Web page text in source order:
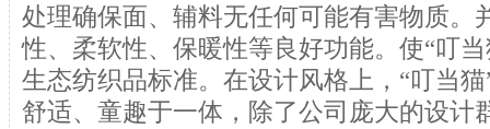
处理确保面、辅料无任何可能有害物质。
性、柔软性、保暖性等良好功能。使“叮
生态纺织品标准。在设计风格上，“叮当
舒适、童趣于一体，除了公司庞大的设计